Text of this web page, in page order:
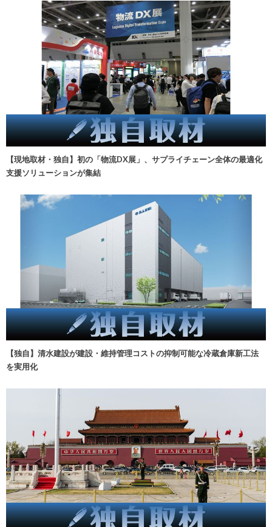
【現地取材・独自】初の「物流DX展」、サプライチェーン全体の最適化
支援ソリューションが集結
【独自】清水建設が建設・維持管理コストの抑制可能な冷蔵倉庫新工法
を実用化